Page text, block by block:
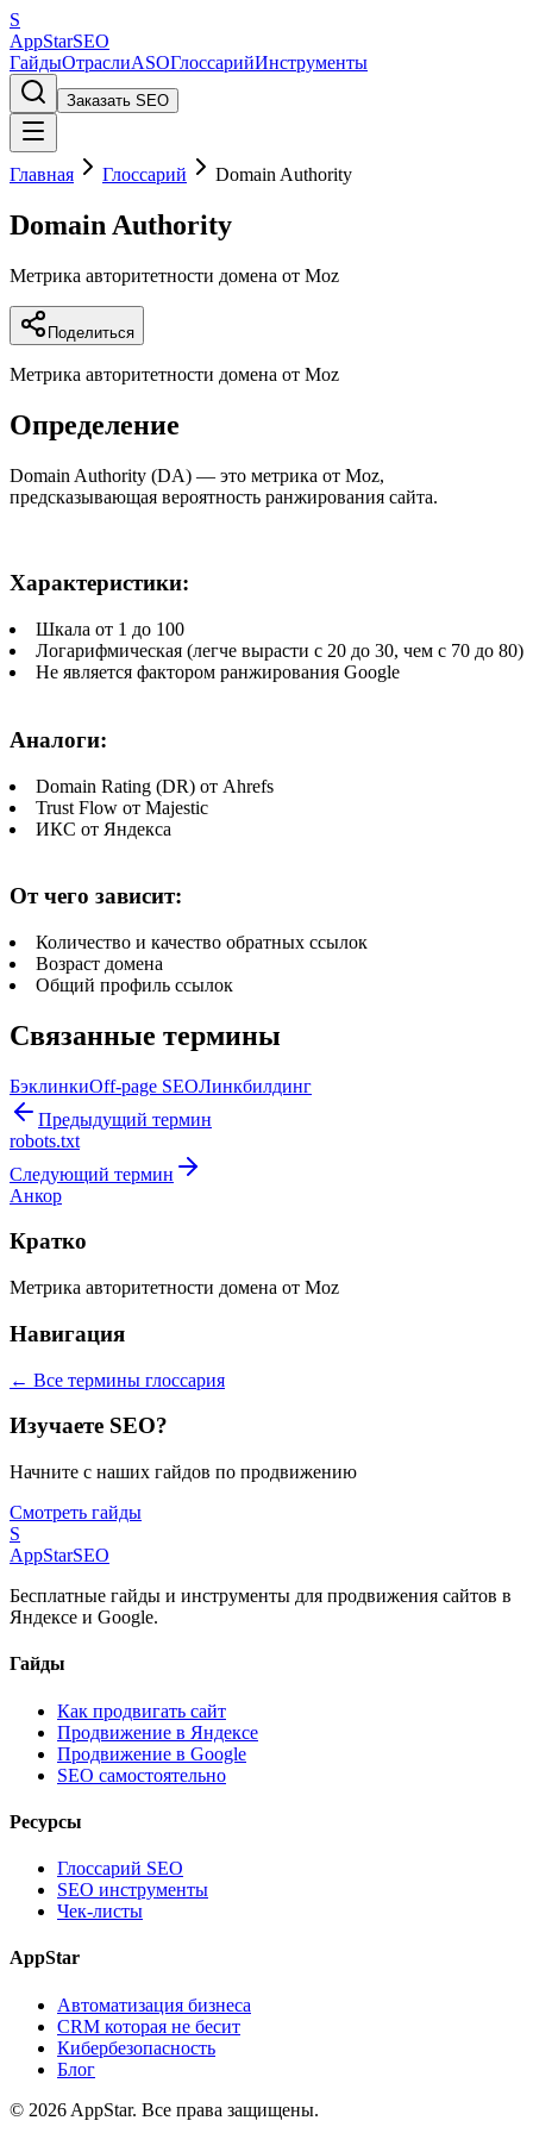
S
AppStarSEO
ГайдыОтраслиASOГлоссарийИнструменты
Заказать SEO
Главная Глоссарий Domain Authority
Domain Authority
Метрика авторитетности домена от Moz
Поделиться
Метрика авторитетности домена от Moz
Определение
Domain Authority (DA) — это метрика от Moz,
предсказывающая вероятность ранжирования сайта.
Характеристики:
Шкала от 1 до 100
Логарифмическая (легче вырасти с 20 до 30, чем с 70 до 80)
Не является фактором ранжирования Google
Аналоги:
Domain Rating (DR) от Ahrefs
Trust Flow от Majestic
ИКС от Яндекса
От чего зависит:
Количество и качество обратных ссылок
Возраст домена
Общий профиль ссылок
Связанные термины
БэклинкиOff-page SEOЛинкбилдинг
Предыдущий термин
robots.txt
Следующий термин
Анкор
Кратко
Метрика авторитетности домена от Moz
Навигация
← Все термины глоссария
Изучаете SEO?
Начните с наших гайдов по продвижению
Смотреть гайды
S
AppStarSEO
Бесплатные гайды и инструменты для продвижения сайтов в
Яндексе и Google.
Гайды
Как продвигать сайт
Продвижение в Яндексе
Продвижение в Google
SEO самостоятельно
Ресурсы
Глоссарий SEO
SEO инструменты
Чек-листы
AppStar
Автоматизация бизнеса
CRM которая не бесит
Кибербезопасность
Блог
© 2026 AppStar. Все права защищены.